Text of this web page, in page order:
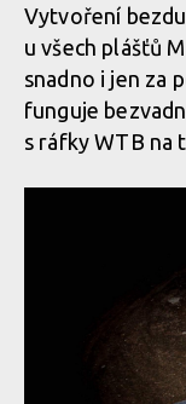
Vytvoření
u všech plášťů
snadno i jen za
funguje
s ráfky WTB na